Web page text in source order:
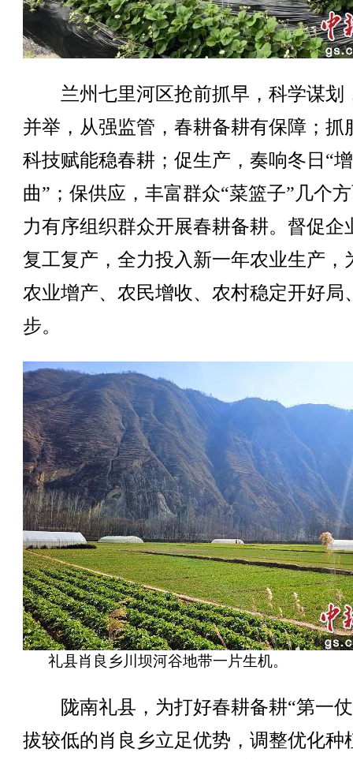
兰州七里河区抢前抓早，科学谋划
并举，从强监管，春耕备耕有保障；抓
科技赋能稳春耕；促生产，奏响冬日“
曲”；保供应，丰富群众“菜篮子”几个
力有序组织群众开展春耕备耕。督促企
复工复产，全力投入新一年农业生产，
农业增产、农民增收、农村稳定开好局
步。
礼县肖良乡川坝河谷地带一片生机。
陇南礼县，为打好春耕备耕“第一仗
拔较低的肖良乡立足优势，调整优化种